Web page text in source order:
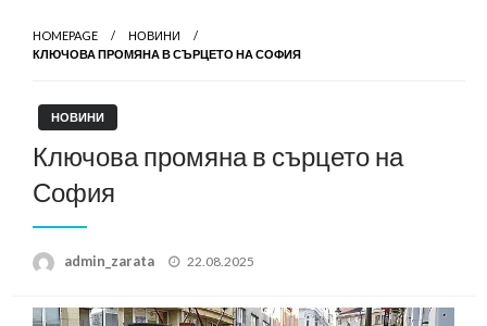
HOMEPAGE
НОВИНИ
КЛЮЧОВА ПРОМЯНА В СЪРЦЕТО НА СОФИЯ
НОВИНИ
Ключова промяна в сърцето на
София
admin_zarata
Posted
22.08.2025